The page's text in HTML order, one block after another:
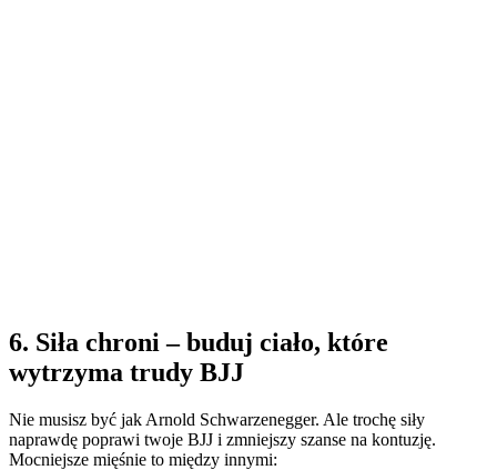
6. Siła chroni – buduj ciało, które
wytrzyma trudy BJJ
Nie musisz być jak Arnold Schwarzenegger. Ale trochę siły
naprawdę poprawi twoje BJJ i zmniejszy szanse na kontuzję.
Mocniejsze mięśnie to między innymi: